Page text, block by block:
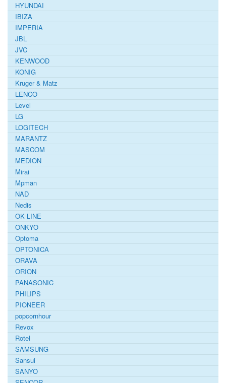
HYUNDAI
IBIZA
IMPERIA
JBL
JVC
KENWOOD
KONIG
Kruger & Matz
LENCO
Level
LG
LOGITECH
MARANTZ
MASCOM
MEDION
Mirai
Mpman
NAD
Nedis
OK LINE
ONKYO
Optoma
OPTONICA
ORAVA
ORION
PANASONIC
PHILIPS
PIONEER
popcornhour
Revox
Rotel
SAMSUNG
Sansui
SANYO